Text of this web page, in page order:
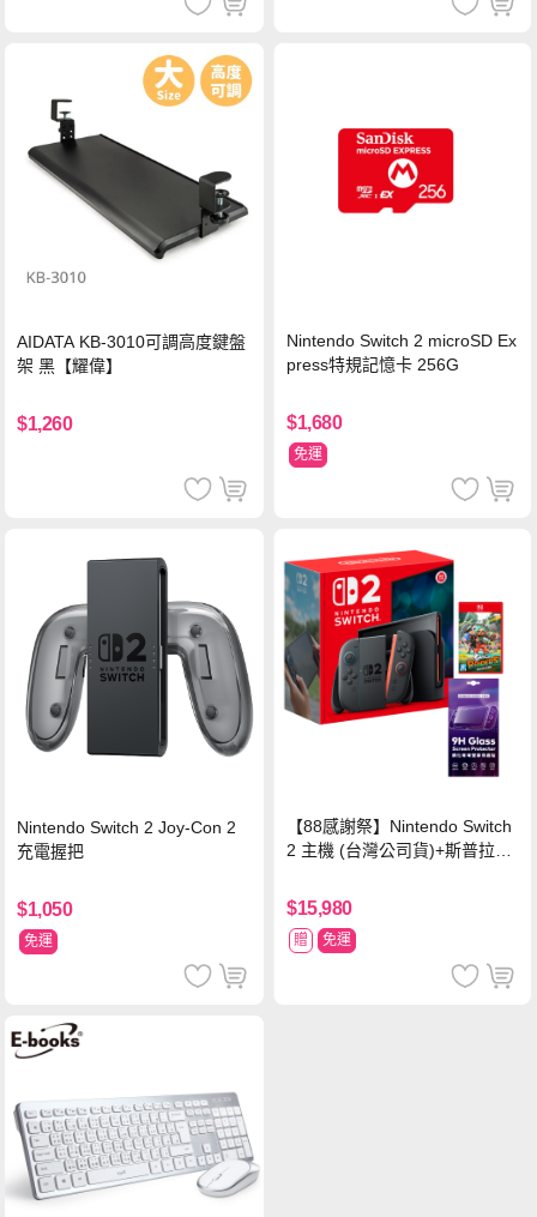
AIDATA KB-3010可調高度鍵盤
架 黑【耀偉】
$1,260
Nintendo Switch 2 microSD Ex
press特規記憶卡 256G
$1,680
免運
Nintendo Switch 2 Joy-Con 2
充電握把
$1,050
免運
【88感謝祭】Nintendo Switch
2 主機 (台灣公司貨)+斯普拉遁
$15,980
贈 免運